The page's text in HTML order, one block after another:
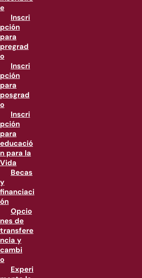
e
Inscri
pción
para
pregrad
o
Inscri
pción
para
posgrad
o
Inscri
pción
para
educació
n para la
Vida
Becas
y
financiaci
ón
Opcio
nes de
transfere
ncia y
cambi
o
Experi